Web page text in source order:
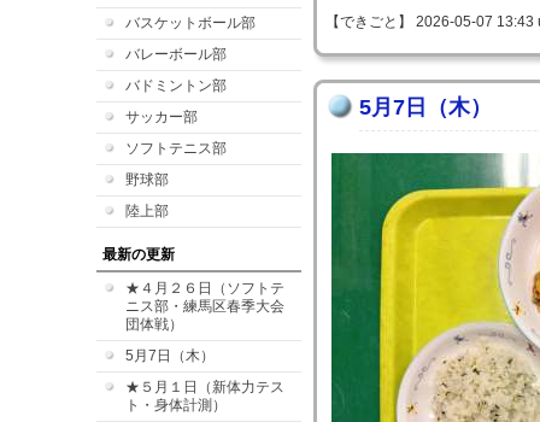
バスケットボール部
バレーボール部
バドミントン部
サッカー部
ソフトテニス部
野球部
陸上部
最新の更新
★４月２６日（ソフトテ
ニス部・練馬区春季大会
団体戦）
5月7日（木）
★５月１日（新体力テス
ト・身体計測）
【できごと】 2026-05-07
5月7日（木）